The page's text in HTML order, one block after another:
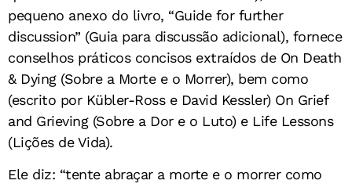
pequeno anexo do livro, “Guide for further
discussion” (Guia para discussão adicional), fornece
conselhos práticos concisos extraídos de On Death
& Dying (Sobre a Morte e o Morrer), bem como
(escrito por Kübler-Ross e David Kessler) On Grief
and Grieving (Sobre a Dor e o Luto) e Life Lessons
(Lições de Vida).
Ele diz: “tente abraçar a morte e o morrer como